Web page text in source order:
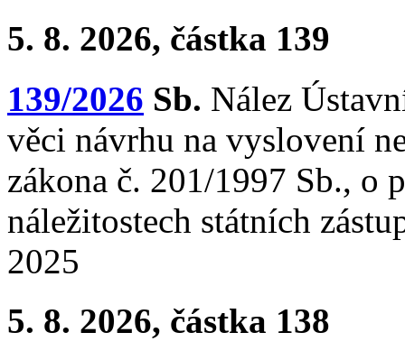
5. 8. 2026, částka 139
139/2026 Sb. Nález
věci návrhu na vyslovení
zákona č. 201/1997 Sb., o
náležitostech státních
2025
5. 8. 2026, částka 138